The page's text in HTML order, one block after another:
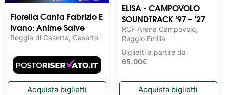
Fiorella Canta Fabrizio E
Ivano: Anime Salve
Reggia di Caserta, Caserta
ELISA - CAMPOVOLO
SOUNDTRACK ’97 – ‘27
RCF Arena Campovolo,
Reggio Emilia
Biglietti a partire da
65.00€